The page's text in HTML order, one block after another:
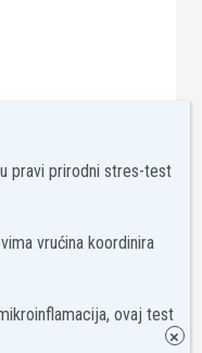
pravi prirodni stres-test
vrućina koordinira
ovaj test
×